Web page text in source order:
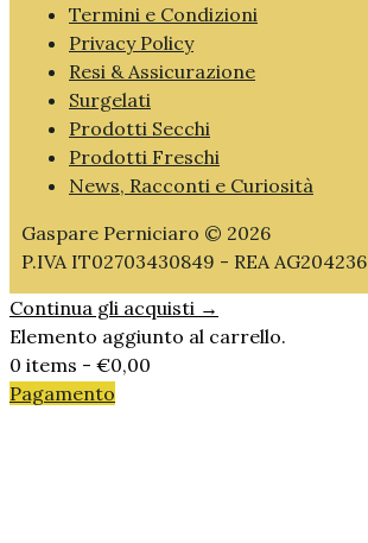
Termini e Condizioni
Privacy Policy
Resi & Assicurazione
Surgelati
Prodotti Secchi
Prodotti Freschi
News, Racconti e Curiosità
Gaspare Perniciaro © 2026
P.IVA IT02703430849 - REA AG204236
Continua gli acquisti →
Elemento aggiunto al carrello.
0 items - €0,00
Pagamento